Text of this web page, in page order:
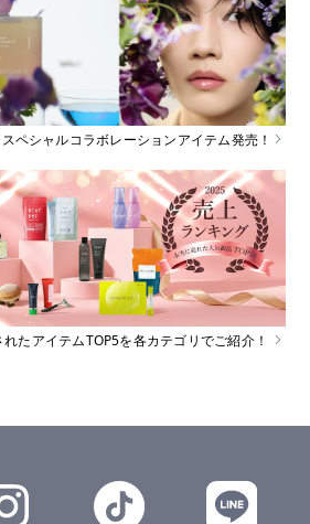
ペシャルコラボレーションアイテム発売！
たアイテムTOP5を各カテゴリでご紹介！